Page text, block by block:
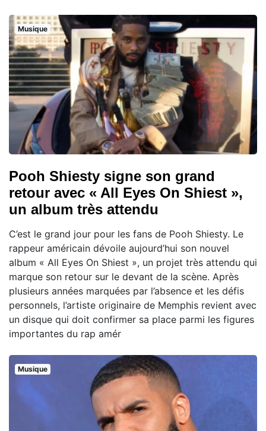
Musique
Pooh Shiesty signe son grand
retour avec « All Eyes On Shiest »,
un album très attendu
C’est le grand jour pour les fans de Pooh Shiesty. Le
rappeur américain dévoile aujourd’hui son nouvel
album « All Eyes On Shiest », un projet très attendu qui
marque son retour sur le devant de la scène. Après
plusieurs années marquées par l’absence et les défis
personnels, l’artiste originaire de Memphis revient avec
un disque qui doit confirmer sa place parmi les figures
importantes du rap amér
Musique